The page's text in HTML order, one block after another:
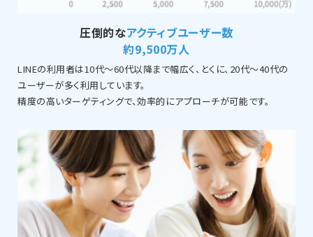
圧倒的なアクティブユーザー数
約9,500万人
LINEの利用者は10代～60代以降まで幅広く、とくに、20代～40代の
ユーザーが多く利用しています。
精度の高いターゲティングで、効率的にアプローチが可能です。